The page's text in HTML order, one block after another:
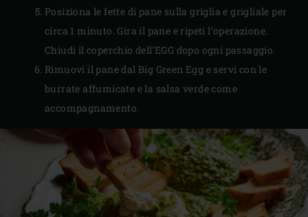
Posiziona le fette di pane sulla griglia e grigliale per
circa 1 minuto. Gira il pane e ripeti l’operazione.
Chiudi il coperchio dell’EGG dopo ogni passaggio.
Rimuovi il pane dal Big Green Egg e servi con le
burrate affumicate e la salsa verde come
accompagnamento.